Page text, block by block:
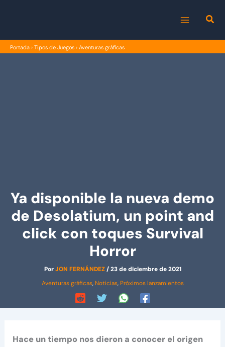
MENU
Portada › Tipos de Juegos › Aventuras gráficas
Ya disponible la nueva demo
de Desolatium, un point and
click con toques Survival
Horror
PorJON FERNÁNDEZ/23 de diciembre de 2021
Aventuras gráficas, Noticias, Próximos lanzamientos
Hace un tiempo nos dieron a conocer el origen